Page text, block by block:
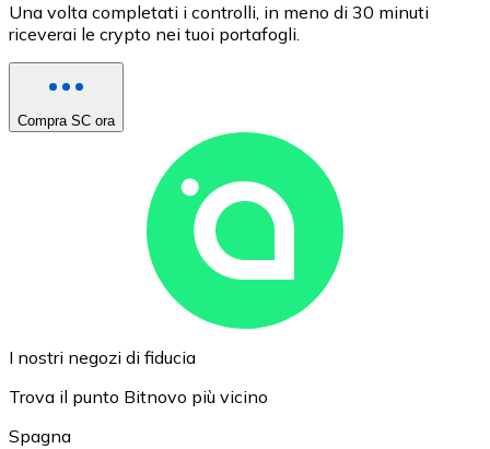
Una volta completati i controlli, in meno di 30 minuti
riceverai le crypto nei tuoi portafogli.
Compra SC ora
I nostri negozi di fiducia
Trova il punto Bitnovo più vicino
Spagna